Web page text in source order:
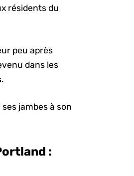
résidents du
peu après
dans les
jambes à son
: